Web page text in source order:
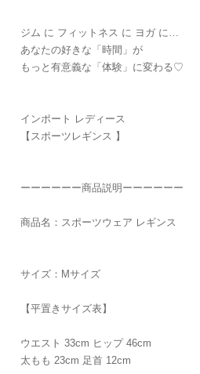
ジム に フィットネス に ヨガ に…
あなたの好きな「時間」が
もっと有意義な「体験」に変わる♡
インポート レディース
【スポーツレギンス 】
ーーーーーー商品説明ーーーーーー
商品名：スポーツウェア レギンス
サイズ：Mサイズ
【平置きサイズ表】
ウエスト 33cm ヒップ 46cm
太もも 23cm 足首 12cm